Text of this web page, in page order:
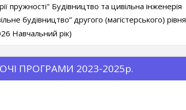
пружності" Будівництво та цивільна інженерія
будівництво” другого (магістерського) рівня
Навчальний рік)
ПРОГРАМИ 2023-2025р.